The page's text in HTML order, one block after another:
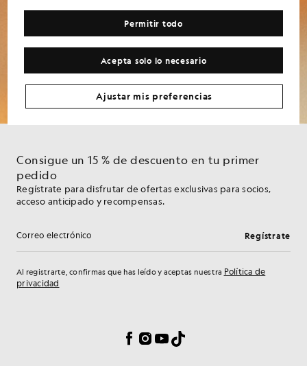
contacto con nuestro servicio de atención al cliente. Para obtener más información
sobre cómo utilizamos y protegemos tus datos, consulta nuestra Política de
privacidad.
Consigue un 15 % de descuento en tu primer
pedido
Regístrate para disfrutar de ofertas exclusivas para socios,
acceso anticipado y recompensas.
Dirección de correo electrónico Regístrate
Al registrarte, confirmas que has leído y aceptas nuestra Política de
privacidad
Facebook
Instagram
YouTube
TikTok
Acepta solo lo necesario
Permitir todo
Ajustar mis preferencias